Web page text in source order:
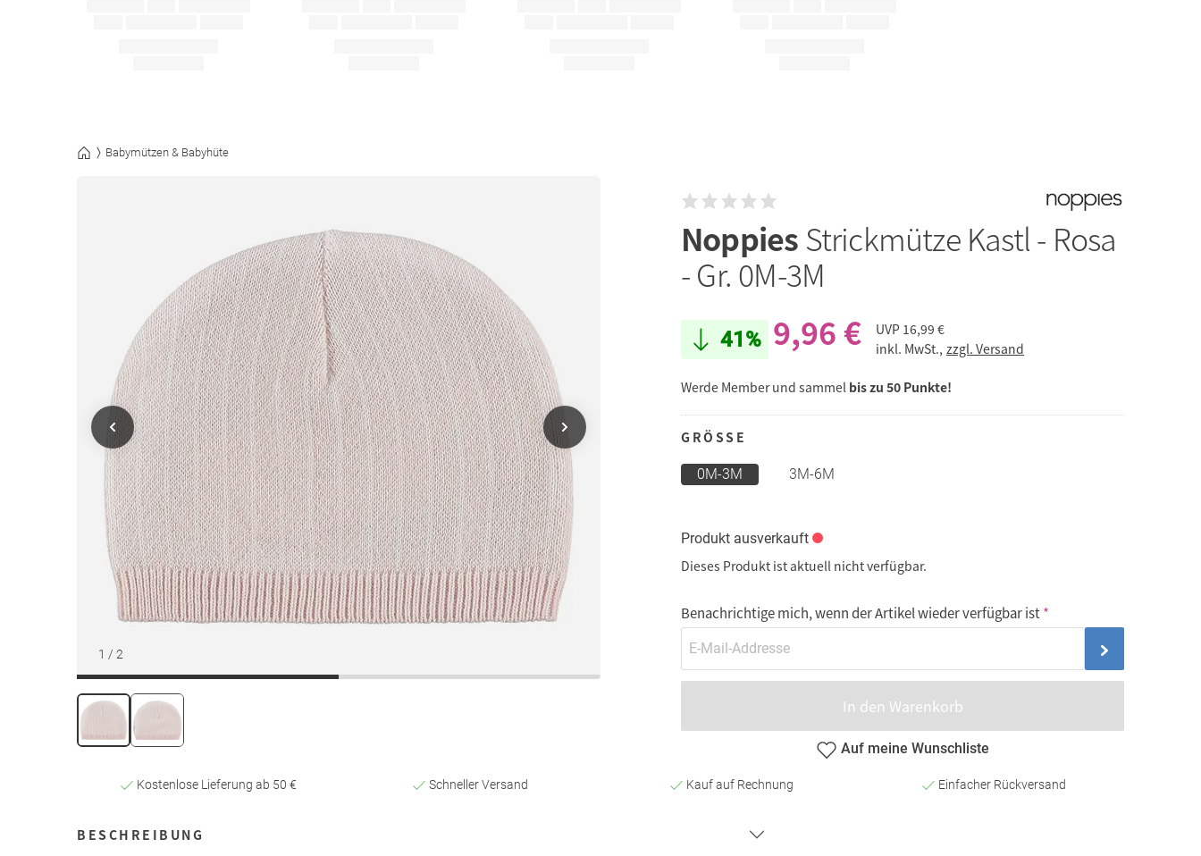
Babymützen & Babyhüte
1 / 2
Noppies Strickmütze Kastl - Rosa
- Gr. 0M-3M
41% 9,96 € UVP 16,99 €
inkl. MwSt., zzgl. Versand
Werde Member und sammel bis zu 50 Punkte!
GRÖSSE
0M-3M 3M-6M
Produkt ausverkauft
Dieses Produkt ist aktuell nicht verfügbar.
Benachrichtige mich, wenn der Artikel wieder verfügbar ist
In den Warenkorb
Auf meine Wunschliste
Kostenlose Lieferung ab 50 € Schneller Versand Kauf auf Rechnung Einfacher Rückversand
BESCHREIBUNG